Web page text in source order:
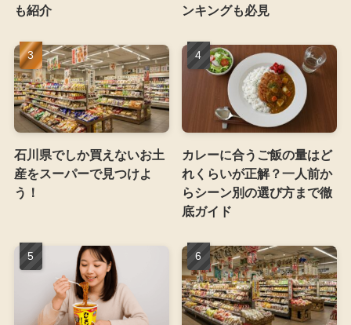
も紹介
ンキングも必見
石川県でしか買えないお土
産をスーパーで見つけよ
う！
カレーに合うご飯の量はど
れくらいが正解？一人前か
らシーン別の選び方まで徹
底ガイド